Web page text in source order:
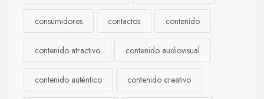
consumidores contactos contenido
contenido atractivo contenido audiovisual
contenido auténtico contenido creativo